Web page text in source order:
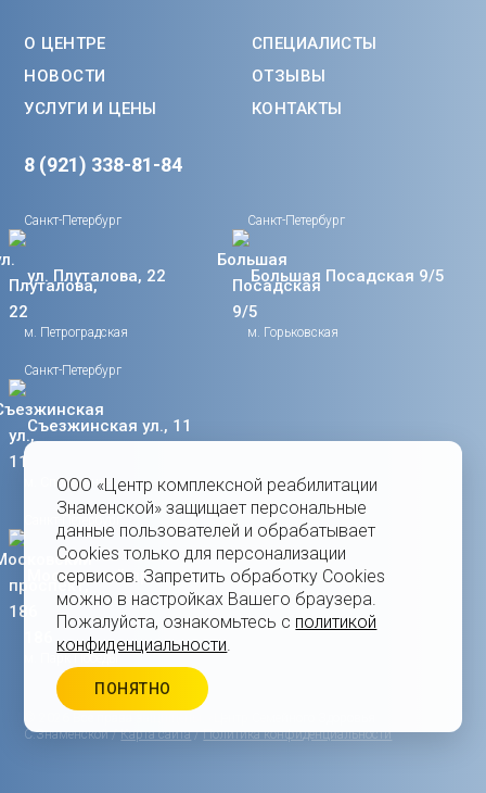
ООО «Центр комплексной реабилитации
Знаменской» защищает персональные
данные пользователей и обрабатывает
Cookies только для персонализации
сервисов. Запретить обработку Cookies
можно в настройках Вашего браузера.
Пожалуйста, ознакомьтесь с политикой
конфиденциальности.
ПОНЯТНО
О ЦЕНТРЕ
НОВОСТИ
УСЛУГИ И ЦЕНЫ
СПЕЦИАЛИСТЫ
ОТЗЫВЫ
КОНТАКТЫ
8 (921) 338-81-84
Санкт-Петербург
ул. Плуталова, 22
м. Петроградская
Санкт-Петербург
Большая Посадская 9/5
м. Горьковская
Санкт-Петербург
Съезжинская ул., 11
м. Спортивная
Московский проспект,
м. Парк Победы
© 2026 Все права защищены, «Центр Семейного Здоровья
С.Знаменской /Карта сайта/Политика конфиденциальности